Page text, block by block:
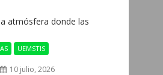
atmósfera donde las
UEMSTIS
10 julio, 2026